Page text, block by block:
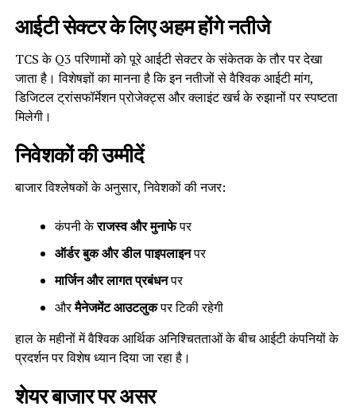
आईटी सेक्टर के लिए अहम होंगे नतीजे
TCS के Q3 परिणामों को पूरे आईटी सेक्टर के संकेतक के तौर पर देखा
जाता है। विशेषज्ञों का मानना है कि इन नतीजों से वैश्विक आईटी मांग,
डिजिटल ट्रांसफॉर्मेशन प्रोजेक्ट्स और क्लाइंट खर्च के रुझानों पर स्पष्टता
मिलेगी।
निवेशकों की उम्मीदें
बाजार विश्लेषकों के अनुसार, निवेशकों की नजर:
कंपनी केराजस्व और मुनाफेपर
ऑर्डर बुक और डील पाइपलाइनपर
मार्जिन और लागत प्रबंधनपर
औरमैनेजमेंट आउटलुकपर टिकी रहेगी
हाल के महीनों में वैश्विक आर्थिक अनिश्चितताओं के बीच आईटी कंपनियों के
प्रदर्शन पर विशेष ध्यान दिया जा रहा है।
शेयर बाजार पर असर